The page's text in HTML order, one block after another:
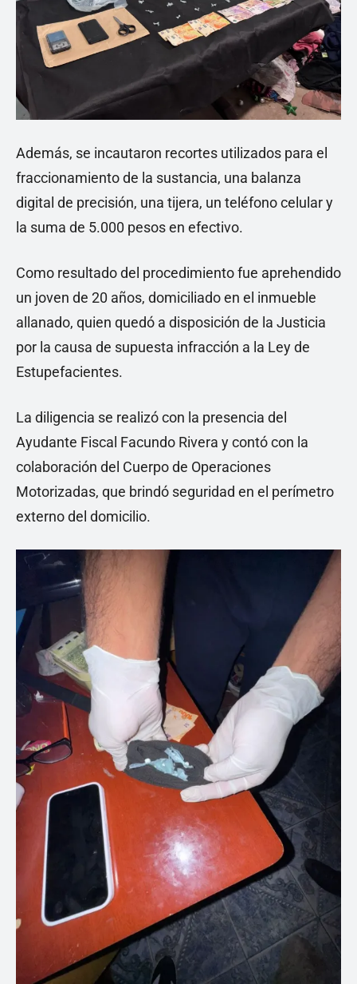
Además, se incautaron recortes utilizados para el
fraccionamiento de la sustancia, una balanza
digital de precisión, una tijera, un teléfono celular y
la suma de 5.000 pesos en efectivo.
Como resultado del procedimiento fue aprehendido
un joven de 20 años, domiciliado en el inmueble
allanado, quien quedó a disposición de la Justicia
por la causa de supuesta infracción a la Ley de
Estupefacientes.
La diligencia se realizó con la presencia del
Ayudante Fiscal Facundo Rivera y contó con la
colaboración del Cuerpo de Operaciones
Motorizadas, que brindó seguridad en el perímetro
externo del domicilio.